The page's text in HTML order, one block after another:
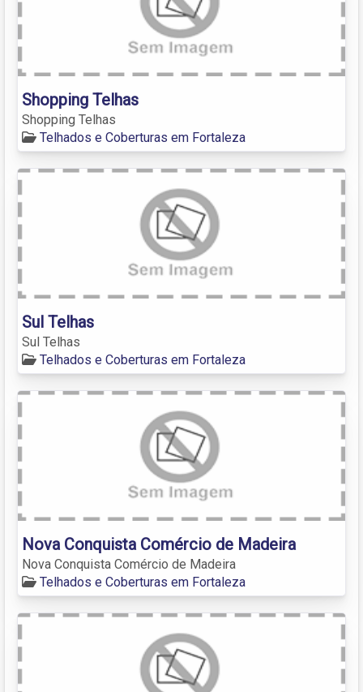
Shopping Telhas
Shopping Telhas
Telhados e Coberturas em Fortaleza
Sul Telhas
Sul Telhas
Telhados e Coberturas em Fortaleza
Nova Conquista Comércio de Madeira
Nova Conquista Comércio de Madeira
Telhados e Coberturas em Fortaleza